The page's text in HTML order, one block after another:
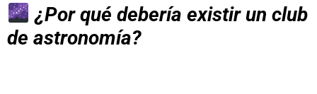
¿Por qué debería existir un club
de astronomía?